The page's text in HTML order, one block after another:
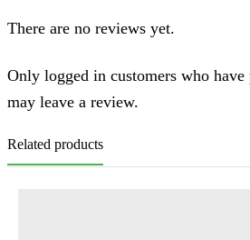
There are no reviews yet.
Only logged in customers who have
may leave a review.
Related products